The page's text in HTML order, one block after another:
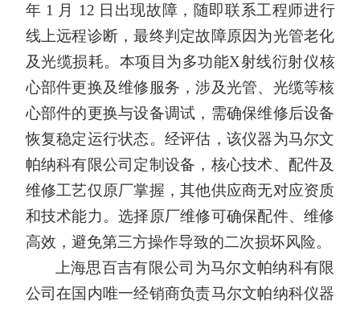
年 1 月 12 日出现故障，随即联系工程师进行
线上远程诊断，最终判定故障原因为光管老化
及光缆损耗。本项目为多功能X射线衍射仪核
心部件更换及维修服务，涉及光管、光缆等核
心部件的更换与设备调试，需确保维修后设备
恢复稳定运行状态。经评估，该仪器为马尔文
帕纳科有限公司定制设备，核心技术、配件及
维修工艺仅原厂掌握，其他供应商无对应资质
和技术能力。选择原厂维修可确保配件、维修
高效，避免第三方操作导致的二次损坏风险。
上海思百吉有限公司为马尔文帕纳科有限
公司在国内唯一经销商负责马尔文帕纳科仪器